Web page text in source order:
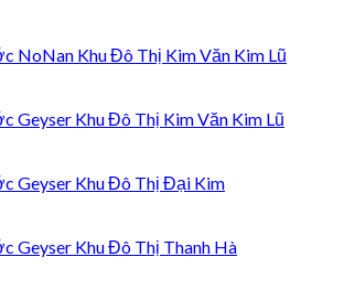
NoNan Khu Đô Thị Kim Văn Kim Lũ
Geyser Khu Đô Thị Kim Văn Kim Lũ
Geyser Khu Đô Thị Đại Kim
Geyser Khu Đô Thị Thanh Hà